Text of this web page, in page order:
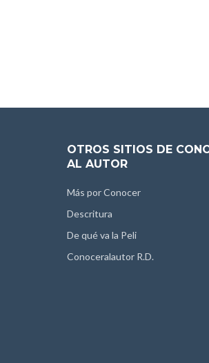
OTROS SITIOS DE
AL AUTOR
Más por Conocer
Descritura
De qué va la Peli
Conoceralautor R.D.